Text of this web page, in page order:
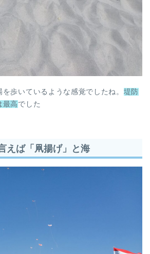
歩いているような感覚でしたね。 堤防
最高 でした
えば「凧揚げ」と海